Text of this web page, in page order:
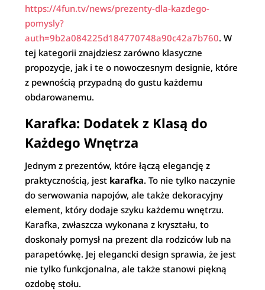
https://4fun.tv/news/prezenty-dla-kazdego-
pomysly?
auth=9b2a084225d184770748a90c42a7b760. W
tej kategorii znajdziesz zarówno klasyczne
propozycje, jak i te o nowoczesnym designie, które
z pewnością przypadną do gustu każdemu
obdarowanemu.
Karafka: Dodatek z Klasą do
Każdego Wnętrza
Jednym z prezentów, które łączą elegancję z
praktycznością, jest karafka. To nie tylko naczynie
do serwowania napojów, ale także dekoracyjny
element, który dodaje szyku każdemu wnętrzu.
Karafka, zwłaszcza wykonana z kryształu, to
doskonały pomysł na prezent dla rodziców lub na
parapetówkę. Jej elegancki design sprawia, że jest
nie tylko funkcjonalna, ale także stanowi piękną
ozdobę stołu.